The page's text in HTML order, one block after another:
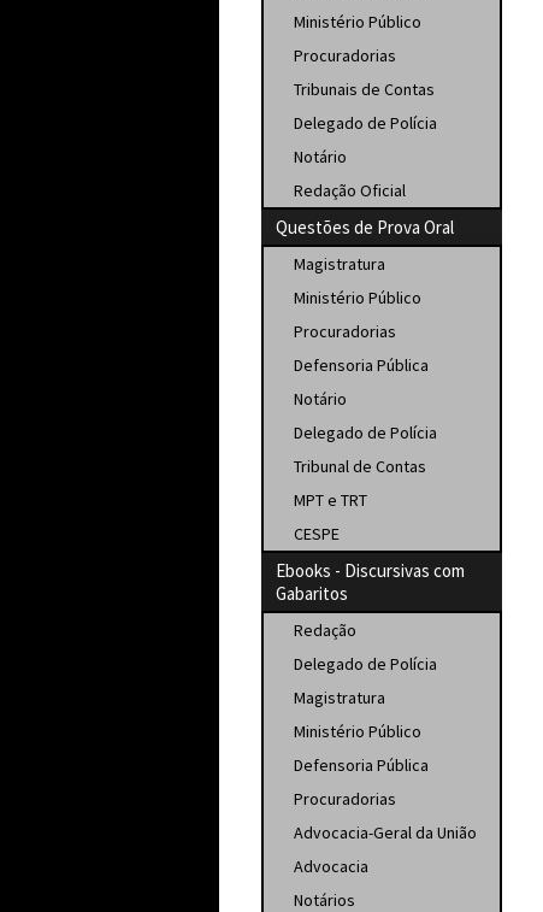
Ministério Público
Procuradorias
Tribunais de Contas
Delegado de Polícia
Notário
Redação Oficial
Questões de Prova Oral
Magistratura
Ministério Público
Procuradorias
Defensoria Pública
Notário
Delegado de Polícia
Tribunal de Contas
MPT e TRT
CESPE
Ebooks - Discursivas com
Gabaritos
Redação
Delegado de Polícia
Magistratura
Ministério Público
Defensoria Pública
Procuradorias
Advocacia-Geral da União
Advocacia
Notários